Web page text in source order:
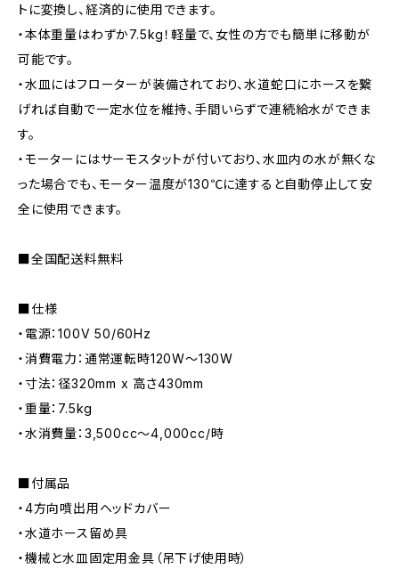
トに変換し、経済的に使用できます。
・本体重量はわずか7.5kg！軽量で、女性の方でも簡単に移動が
可能です。
・水皿にはフローターが装備されており、水道蛇口にホースを繋
げれば自動で一定水位を維持、手間いらずで連続給水ができま
す。
・モーターにはサーモスタットが付いており、水皿内の水が無くな
った場合でも、モーター温度が130℃に達すると自動停止して安
全に使用できます。
■全国配送料無料
■仕様
・電源：100V 50/60Hz
・消費電力：通常運転時120W〜130W
・寸法：径320mm x 高さ430mm
・重量：7.5kg
・水消費量：3,500cc〜4,000cc/時
■付属品
・4方向噴出用ヘッドカバー
・水道ホース留め具
・機械と水皿固定用金具（吊下げ使用時）